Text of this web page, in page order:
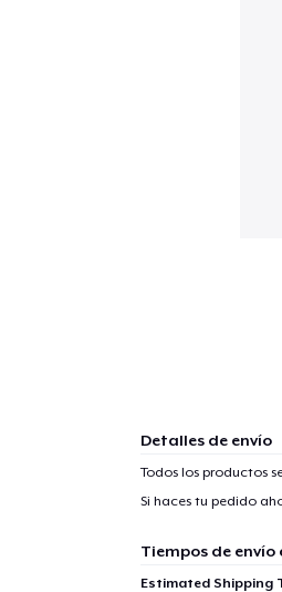
Detalles de envío
Todos los productos
Si haces tu pedido
Tiempos de
Estimated Shipping